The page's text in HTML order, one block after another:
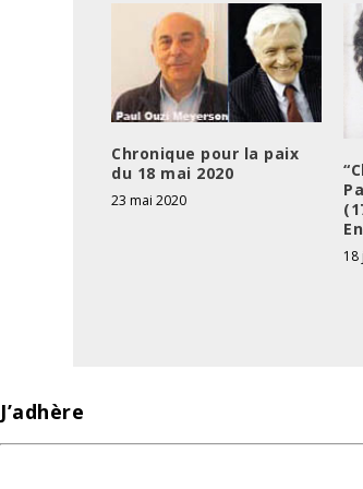
Chronique pour la paix
du 18 mai 2020
23 mai 2020
18
J’adhère